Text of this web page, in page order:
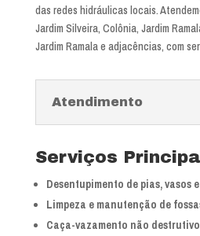
das redes hidráulicas locais.
Jardim Silveira, Colônia, Jardim
Jardim Ramala e adjacências, com
Atendimento
Serviços
Desentupimento de pias, vasos
Limpeza e manutenção de
Caça-vazamento não destrutivo